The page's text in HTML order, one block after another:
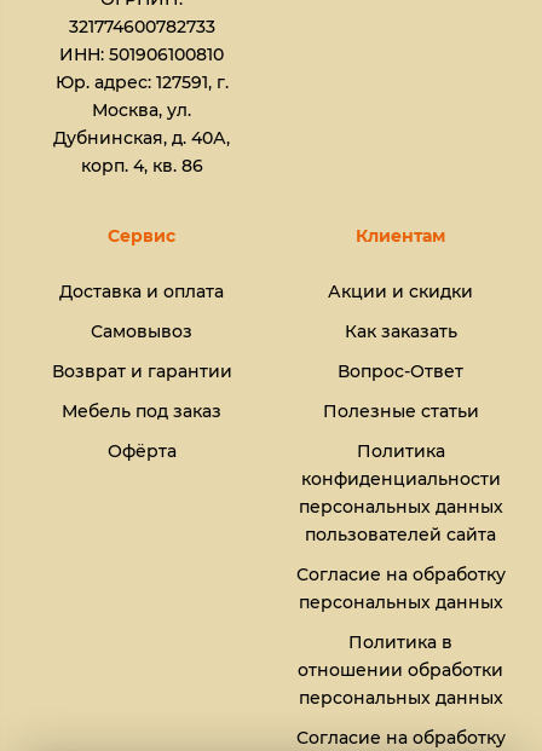
321774600782733
ИНН: 501906100810
Юр. адрес: 127591, г.
Москва, ул.
Дубнинская, д. 40А,
корп. 4, кв. 86
Сервис
Доставка и оплата
Самовывоз
Возврат и гарантии
Мебель под заказ
Офёрта
Клиентам
Акции и скидки
Как заказать
Вопрос-Ответ
Полезные статьи
Политика
конфиденциальности
персональных данных
пользователей сайта
Согласие на обработку
персональных данных
Политика в
отношении обработки
персональных данных
Согласие на обработку